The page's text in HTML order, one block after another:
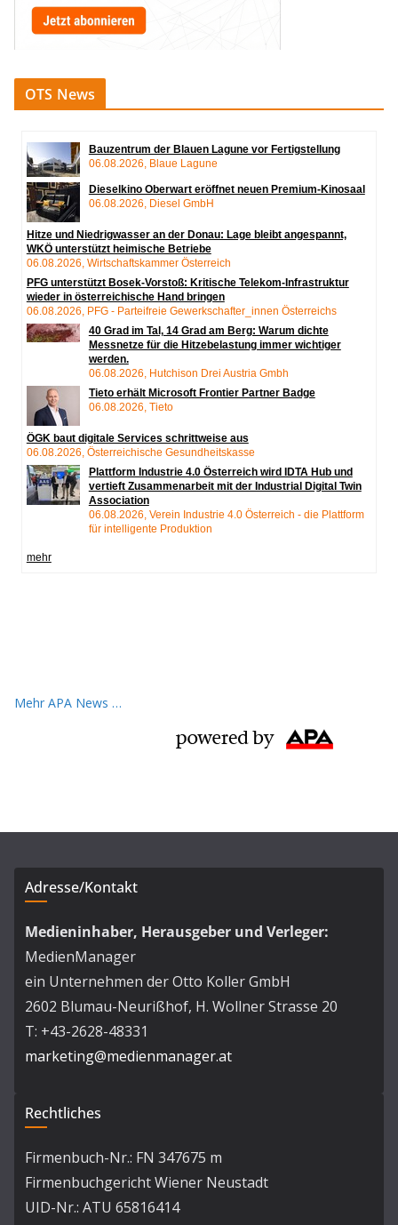
OTS News
Mehr APA News …
Adresse/Kontakt
Medieninhaber, Herausgeber und Verleger:
MedienManager
ein Unternehmen der Otto Koller GmbH
2602 Blumau-Neurißhof, H. Wollner Strasse 20
T: +43-2628-48331
marketing@medienmanager.at
Rechtliches
Firmenbuch-Nr.: FN 347675 m
Firmenbuchgericht Wiener Neustadt
UID-Nr.: ATU 65816414